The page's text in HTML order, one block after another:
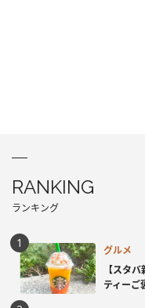
RANKING
ランキング
グルメ
【スタ
ティーご